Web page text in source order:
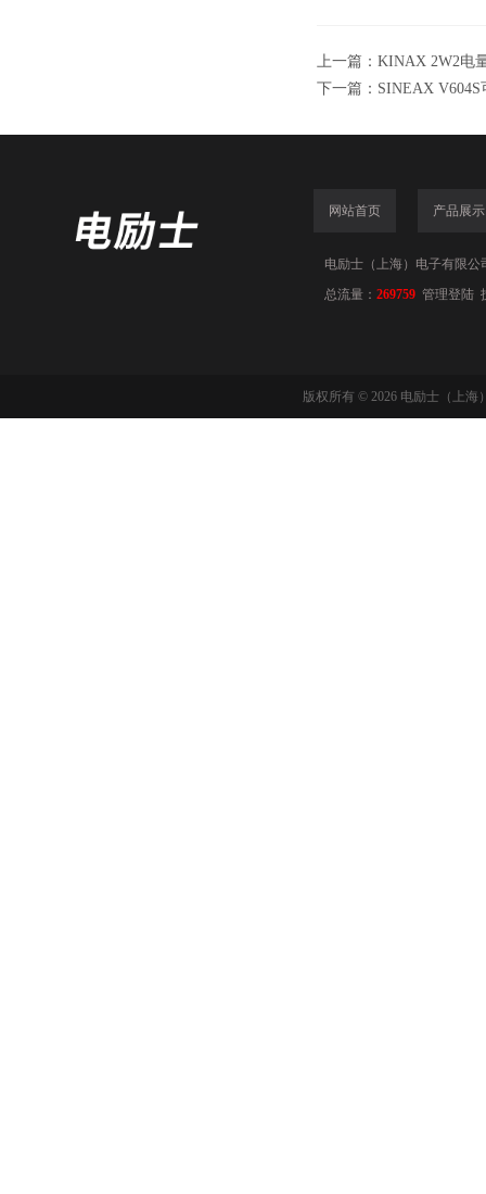
上一篇： KINAX 2W2电
下一篇： SINEAX
网站首页 产品展示
电励士（上海）电子有限公
总流量： 269759 管理登陆
版权所有 © 2026 电励士（上